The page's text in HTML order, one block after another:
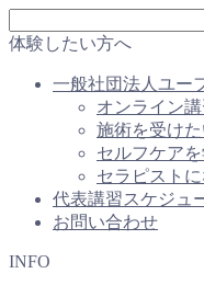
体験したい方へ
一般社団法人ユー
オンライン
施術を受けた
セルフケア
セラピスト
代表講習スケジュ
お問い合わせ
INFO